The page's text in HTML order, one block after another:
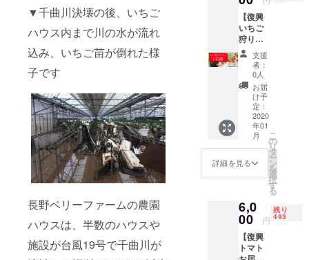
▼千曲川決壊の後、いちご
ハウス内まで川の水が流れ
込み、いちご苗が倒れた様
子です
長野ベリーファームの農園
ハウスは、半数のハウスや
施設が台風19号で千曲川が
ると大
変嬉し
いで
す。 ※
発送す
る商品
がない
プラン
になり
ます。
※割引チ
ケット
ル添付
にてお
す。 ※
割引チ
ケット
の有効
期限は
イメー
ジで
す。 ※
割引チ
ケット
はメー
ル添付
にてお
送りい
たしま
す。 ※
割引チ
ケット
の有効
期限は
5月末ま
りま
す。
りしま
す。 ※
送料込
の価格
になり
ます。
※画像は
イメー
ジで
す。 ※
発送は
2020年
3月以降
を目指
してい
況によ
り前後
いたし
ます。
また、
【復興
いちご
狩りプ
ランA】
実行委
員会よ
りお礼
のサン
クス
メール
にプラ
スし
て、い
ちご狩
りチ
ケット1
お届け
しま
す。 ※
イチゴ
狩りは
支援
者：
0人
お届
け予
定：
2020
年01
月
詳細を見る
こ
の
リ
タ
ー
ン
を
選
択
す
る
6,0
00 円
残り
493
【復興
トマト